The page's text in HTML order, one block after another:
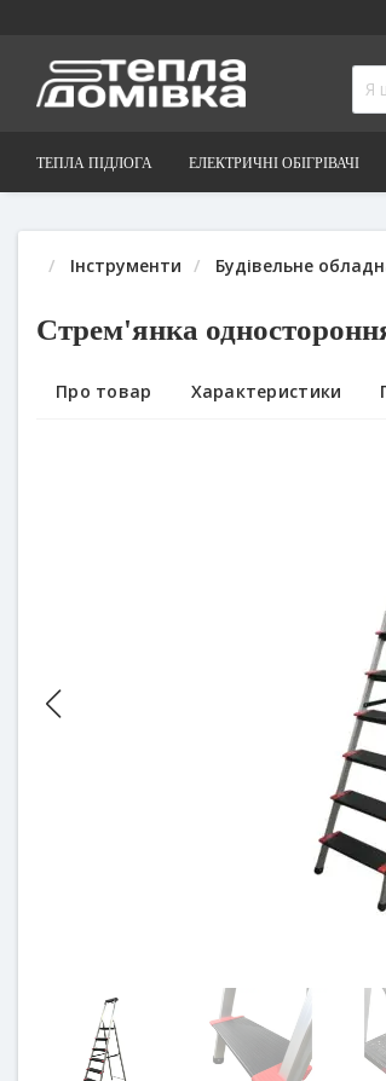
ТЕПЛА ПІДЛОГА ЕЛЕКТРИЧНІ ОБІГРІВАЧІ
Інструменти Будівельне
Стрем'янка
Про товар Характеристики